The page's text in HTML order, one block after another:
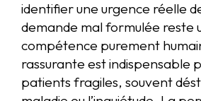
identifier une urgence réelle
demande mal formulée reste
compétence purement
rassurante est indispensable
patients fragiles, souvent